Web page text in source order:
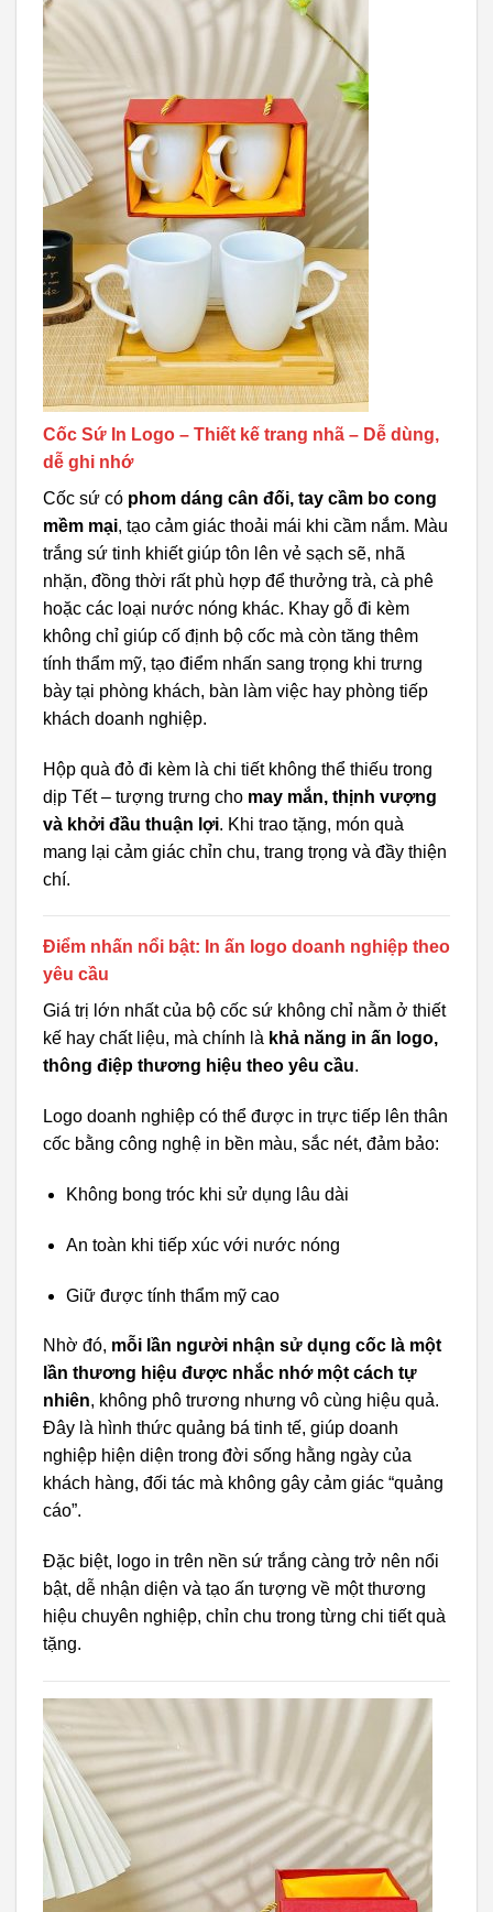
Cốc Sứ In Logo – Thiết kế trang nhã – Dễ dùng,
dễ ghi nhớ
Cốc sứ có phom dáng cân đối, tay cầm bo cong
mềm mại, tạo cảm giác thoải mái khi cầm nắm. Màu
trắng sứ tinh khiết giúp tôn lên vẻ sạch sẽ, nhã
nhặn, đồng thời rất phù hợp để thưởng trà, cà phê
hoặc các loại nước nóng khác. Khay gỗ đi kèm
không chỉ giúp cố định bộ cốc mà còn tăng thêm
tính thẩm mỹ, tạo điểm nhấn sang trọng khi trưng
bày tại phòng khách, bàn làm việc hay phòng tiếp
khách doanh nghiệp.
Hộp quà đỏ đi kèm là chi tiết không thể thiếu trong
dịp Tết – tượng trưng cho may mắn, thịnh vượng
và khởi đầu thuận lợi. Khi trao tặng, món quà
mang lại cảm giác chỉn chu, trang trọng và đầy thiện
chí.
Điểm nhấn nổi bật: In ấn logo doanh nghiệp theo
yêu cầu
Giá trị lớn nhất của bộ cốc sứ không chỉ nằm ở thiết
kế hay chất liệu, mà chính là khả năng in ấn logo,
thông điệp thương hiệu theo yêu cầu.
Logo doanh nghiệp có thể được in trực tiếp lên thân
cốc bằng công nghệ in bền màu, sắc nét, đảm bảo:
Không bong tróc khi sử dụng lâu dài
An toàn khi tiếp xúc với nước nóng
Giữ được tính thẩm mỹ cao
Nhờ đó, mỗi lần người nhận sử dụng cốc là một
lần thương hiệu được nhắc nhớ một cách tự
nhiên, không phô trương nhưng vô cùng hiệu quả.
Đây là hình thức quảng bá tinh tế, giúp doanh
nghiệp hiện diện trong đời sống hằng ngày của
khách hàng, đối tác mà không gây cảm giác “quảng
cáo”.
Đặc biệt, logo in trên nền sứ trắng càng trở nên nổi
bật, dễ nhận diện và tạo ấn tượng về một thương
hiệu chuyên nghiệp, chỉn chu trong từng chi tiết quà
tặng.